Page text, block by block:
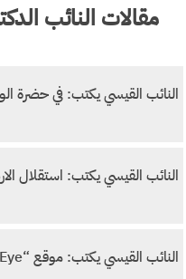
مقالات النائب
النائب القيسي يكتب: في حضرة
النائب القيسي يكتب: استقلال
النائب القيسي يكتب: موقع “Middle East Eye”